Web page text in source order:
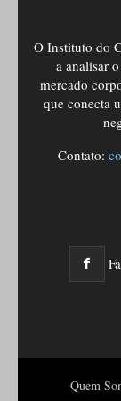
O Instituto do
a analisar
mercado
que conecta
Contato:
Quem